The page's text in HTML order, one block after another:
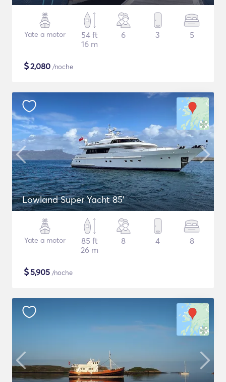
Yate a motor
54 ft
16 m
6 3 5
$2,080 /noche
Lowland Super Yacht 85'
Yate a motor
85 ft
26 m
8 4 8
$5,905 /noche